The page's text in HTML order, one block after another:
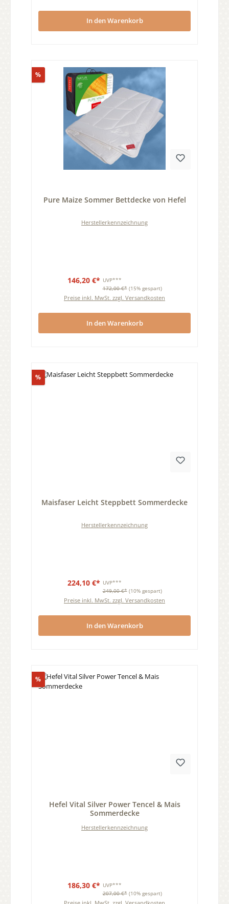
In den Warenkorb
%Rabatt
Pure Maize Sommer Bettdecke von Hefel
Herstellerkennzeichnung
146,20 €* UVP***
172,00 €* (15% gespart)
Preise inkl. MwSt. zzgl. Versandkosten
In den Warenkorb
%Rabatt
Maisfaser Leicht Steppbett Sommerdecke
Herstellerkennzeichnung
224,10 €* UVP***
249,00 €* (10% gespart)
Preise inkl. MwSt. zzgl. Versandkosten
In den Warenkorb
%Rabatt
Hefel Vital Silver Power Tencel & Mais
Sommerdecke
Herstellerkennzeichnung
186,30 €* UVP***
207,00 €* (10% gespart)